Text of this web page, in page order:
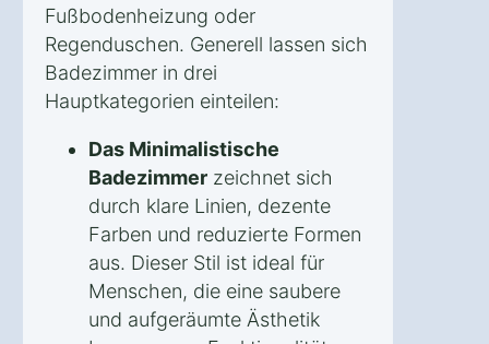
Fußbodenheizung oder
Regenduschen. Generell lassen sich
Badezimmer in drei
Hauptkategorien einteilen:
Das Minimalistische
Badezimmer zeichnet sich
durch klare Linien, dezente
Farben und reduzierte Formen
aus. Dieser Stil ist ideal für
Menschen, die eine saubere
und aufgeräumte Ästhetik